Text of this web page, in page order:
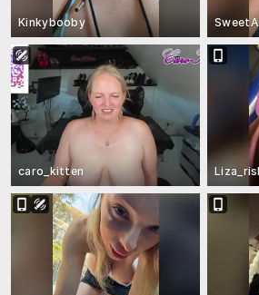
Kinkybooby
caro_kitten